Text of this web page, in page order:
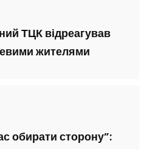
ТЦК відреагував
жителями
обирати сторону”: